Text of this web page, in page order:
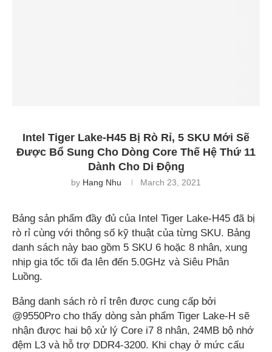
Intel Tiger Lake-H45 Bị Rò Rỉ, 5 SKU Mới Sẽ
Được Bổ Sung Cho Dòng Core Thế Hệ Thứ 11
Dành Cho Di Động
by Hang Nhu March 23, 2021
Bảng sản phẩm đầy đủ của Intel Tiger Lake-H45 đã bị
rò rỉ cùng với thông số kỹ thuật của từng SKU. Bảng
danh sách này bao gồm 5 SKU 6 hoặc 8 nhân, xung
nhịp gia tốc tối đa lên đến 5.0GHz và Siêu Phân
Luồng.
Bảng danh sách rò rỉ trên được cung cấp bởi
@9550Pro cho thấy dòng sản phẩm Tiger Lake-H sẽ
nhận được hai bộ xử lý Core i7 8 nhân, 24MB bộ nhớ
đệm L3 và hỗ trợ DDR4-3200. Khi chạy ở mức cấu